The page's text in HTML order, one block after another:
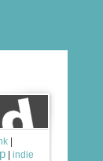
indie